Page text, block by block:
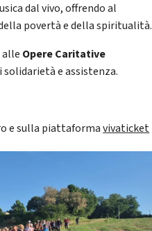
dal vivo, offrendo al
povertà e della spiritualità.
alle Opere Caritative
e assistenza.
e sulla piattaformavivaticket